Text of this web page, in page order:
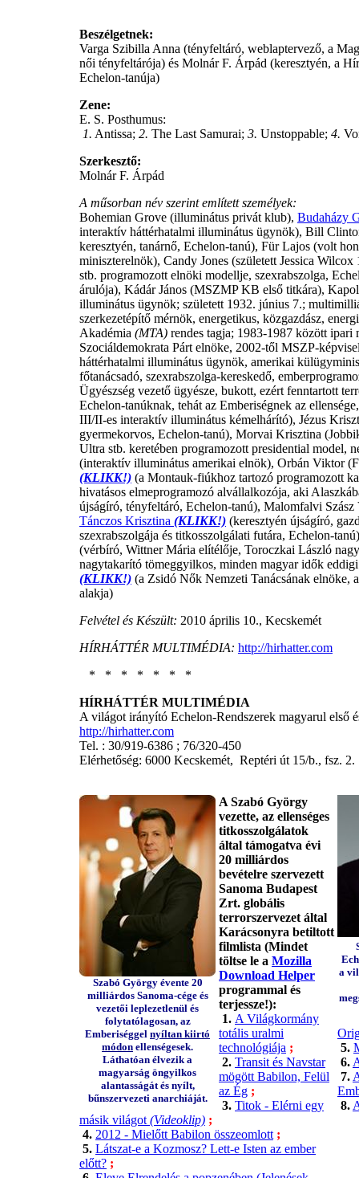
Beszélgetnek:
Varga Szibilla Anna (tényfeltáró, weblaptervező, a
női tényfeltárója) és Molnár F. Árpád (keresztyén, a
Echelon-tanúja)
Zene:
E. S. Posthumus:
1. Antissa; 2. The Last Samurai; 3. Unstoppable; 4.
Szerkesztő:
Molnár F. Árpád
A műsorban név szerint említett személyek:
Bohemian Grove (illuminátus privát klub), Budaházy
interaktív háttérhatalmi illuminátus ügynök), Bill
keresztyén, tanárnő, Echelon-tanú), Für Lajos (volt
miniszterelnök), Candy Jones (született Jessica
stb. programozott elnöki modellje, szexrabszolga,
árulója), Kádár János (MSZMP KB első titkára),
illuminátus ügynök; született 1932. június 7.;
szerkezetépítő mérnök, energetikus, közgazdász,
Akadémia (MTA) rendes tagja; 1983-1987 között
Szociáldemokrata Párt elnöke, 2002-től MSZP-
háttérhatalmi illuminátus ügynök, amerikai
főtanácsadó, szexrabszolga-kereskedő,
Ügyészség vezető ügyésze, bukott, ezért fenntartott
Echelon-tanúknak, tehát az Emberiségnek az
III/II-es interaktív illuminátus kémelhárító), Jézus
gyermekorvos, Echelon-tanú), Morvai Krisztina
Ultra stb. keretében programozott presidential model,
(interaktív illuminátus amerikai elnök), Orbán Viktor
(KLIKK!) (a Montauk-fiúkhoz tartozó programozott
hivatásos elmeprogramozó alvállalkozója, aki
újságíró, tényfeltáró, Echelon-tanú), Malomfalvi
Tánczos Krisztina (KLIKK!) (keresztyén újságíró,
szexrabszolgája és titkosszolgálati futára, Echelon-
(vérbíró, Wittner Mária elítélője, Toroczkai László
nagytakarító tömeggyilkos, minden magyar idők
(KLIKK!) (a Zsidó Nők Nemzeti Tanácsának elnöke,
alakja)
Felvétel és Készült: 2010 április 10., Kecskemét
HÍRHÁTTÉR MULTIMÉDIA: http://hirhatter.com
* * * * * * *
HÍRHÁTTÉR MULTIMÉDIA
A világot irányító Echelon-Rendszerek magyarul első
http://hirhatter.com
Tel. : 30/919-6386 ; 76/320-450
Elérhetőség: 6000 Kecskemét, Reptéri út 15/b., fsz. 2.
Szabó György évente 20
milliárdos Sanoma-cége és
vezetői leplezetlenül és
folytatólagosan, az
Emberiséggel nyíltan kiirtó
módon ellenségesek.
Láthatóan élvezik a
magyarság öngyilkos
alantasságát és nyílt,
bűnszervezeti anarchiáját.
A Szabó György
vezette, az ellenséges
titkosszolgálatok
által támogatva évi
20 milliárdos
bevételre szervezett
Sanoma Budapest
Zrt. globális
terrorszervezet által
Karácsonyra betiltott
filmlista (Mindet
töltse le a Mozilla
Download Helper
programmal és
terjessze!):
1. A Világkormány
totális uralmi
technológiája ;
2. Transit és Navstar
mögött Babilon, Felül
az Ég ;
3. Titok - Elérni egy
másik világot (Videoklip) ;
4. 2012 - Mielőtt Babilon összeomlott ;
5. Látszat-e a Kozmosz? Lett-e Isten az ember
előtt? ;
a
5.
6.
7.
8.